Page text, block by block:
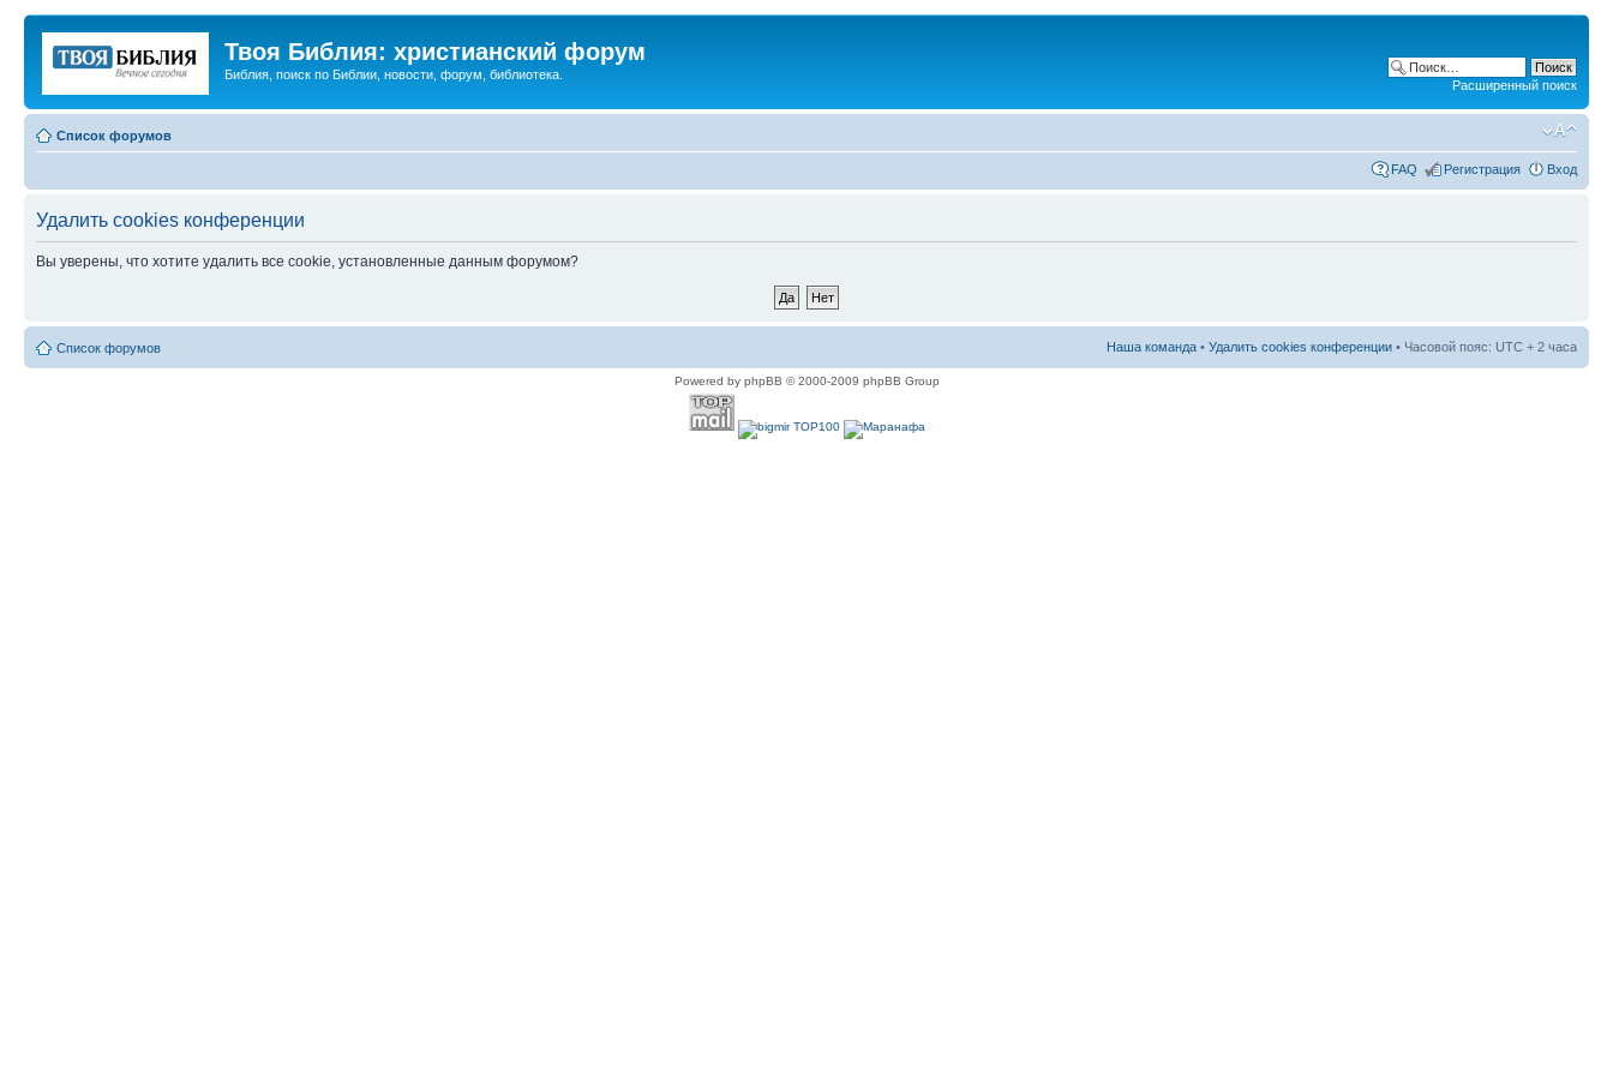
Твоя Библия: христианский форум
Библия, поиск по Библии, новости, форум, библиотека.
Расширенный поиск
Список форумов
FAQ Регистрация Вход
Удалить cookies конференции
Вы уверены, что хотите удалить все cookie, установленные данным форумом?
Список форумов Наша команда • Удалить cookies конференции • Часовой пояс: UTC + 2 часа
Powered by phpBB © 2000-2009 phpBB Group